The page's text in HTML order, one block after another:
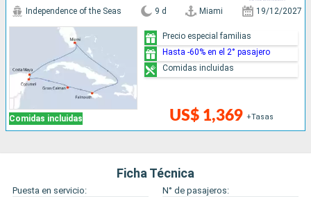
Comidas incluidas
Independence of the Seas 9 d Miami 19/12/2027
US$ 1,369 +Tasas
Precio especial familias
Hasta -60% en el 2° pasajero
Comidas incluidas
Ficha Técnica
Puesta en servicio:
N° de pasajeros: